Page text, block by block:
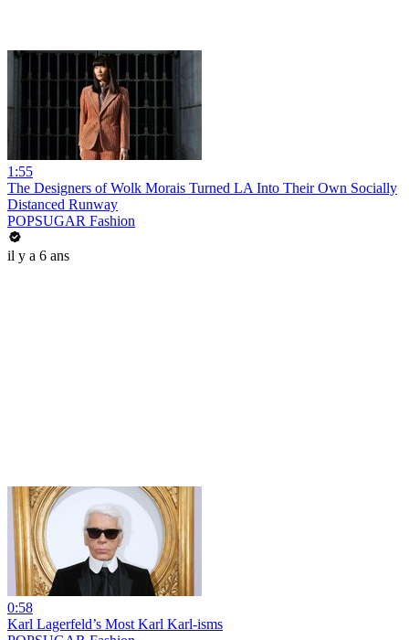
1:55
The Designers of Wolk Morais Turned LA Into Their Own Socially
Distanced Runway
POPSUGAR Fashion
il y a 6 ans
0:58
Karl Lagerfeld’s Most Karl Karl-isms